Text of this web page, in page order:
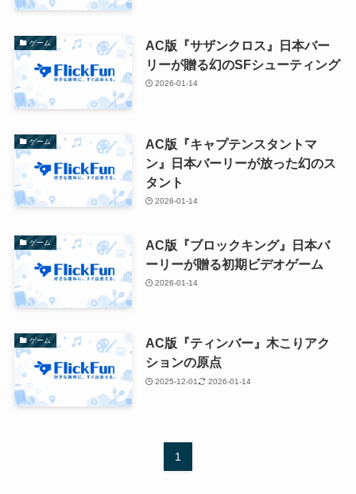
ゲーム
AC版『サザンクロス』日本バー
リーが贈る幻のSFシューティング
2026-01-14
ゲーム
AC版『キャプテンスタントマ
ン』日本バーリーが放った幻のス
タント
2026-01-14
ゲーム
AC版『ブロックキング』日本バ
ーリーが贈る初期ビデオゲーム
2026-01-14
ゲーム
AC版『ティンバー』木こりアク
ションの原点
2025-12-01 2026-01-14
1